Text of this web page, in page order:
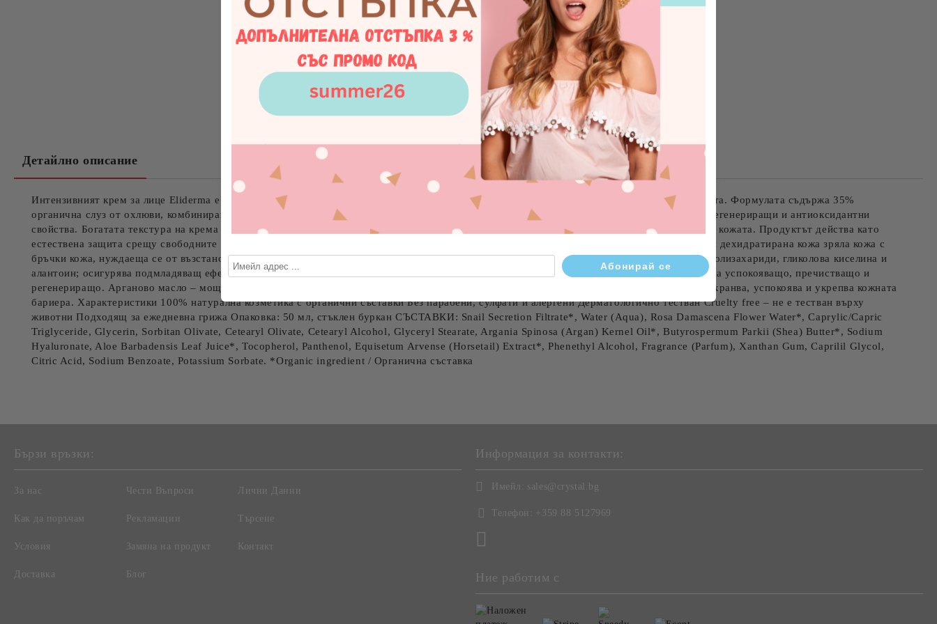
Съгласен съм сПолитиката за лични данни
Ние ще се свържем с вас в рамките на работния ден.
Ревюта
Детайлно описание
Интензивният крем за лице Eliderma е част от премиум линия органична и натурална козметика, разработена за ежедневна грижа за кожата. Формулата съдържа 35%
органична слуз от охлюви, комбинирана с алое вера гел, арганово масло и масло от ший – съставки, известни със своите хидратиращи, регенериращи и антиоксидантни
свойства. Богатата текстура на крема осигурява дълбока хидратация, стимулира обновяването на клетките и подобрява еластичността на кожата. Продуктът действа като
естествена защита срещу свободните радикали, изглажда фините линии и намалява признаците на стареене. Особено подходящ за: суха и дехидратирана кожа зряла кожа с
бръчки кожа, нуждаеща се от възстановяване и защита Основни активни съставки Слуз от охлюви (35%) – изключително богата на мукополизахариди, гликолова киселина и
алантоин; осигурява подмладяващ ефект, изглаждане на бръчки, дълбока хидратация и защитен филм. Алое вера (органичен гел) – действа успокояващо, пречистващо и
регенериращо. Арганово масло – мощен антиоксидант, подобрява еластичността, подхранва и възстановява кожата. Масло от ший – подхранва, успокоява и укрепва кожната
бариера. Характеристики 100% натурална козметика с органични съставки Без парабени, сулфати и алергени Дерматологично тестван Cruelty free – не е тестван върху
животни Подходящ за ежедневна грижа Опаковка: 50 мл, стъклен буркан СЪСТАВКИ: Snail Secretion Filtrate*, Water (Aqua), Rosa Damascena Flower Water*, Caprylic/Capric
Triglyceride, Glycerin, Sorbitan Olivate, Cetearyl Olivate, Cetearyl Alcohol, Glyceryl Stearate, Argania Spinosa (Argan) Kernel Oil*, Butyrospermum Parkii (Shea) Butter*, Sodium
Hyaluronate, Aloe Barbadensis Leaf Juice*, Tocopherol, Panthenol, Equisetum Arvense (Horsetail) Extract*, Phenethyl Alcohol, Fragrance (Parfum), Xanthan Gum, Caprilil Glycol,
Citric Acid, Sodium Benzoate, Potassium Sorbate. *Organic ingredient / Органична съставка
Бързи връзки:
За нас
Как да поръчам
Условия
Доставка
Чести Въпроси
Рекламации
Замяна на продукт
Блог
Лични Данни
Търсене
Контакт
Информация за контакти:
Имейл: sales@crystal.bg
Телефон: +359 88 5127969
Ние работим с